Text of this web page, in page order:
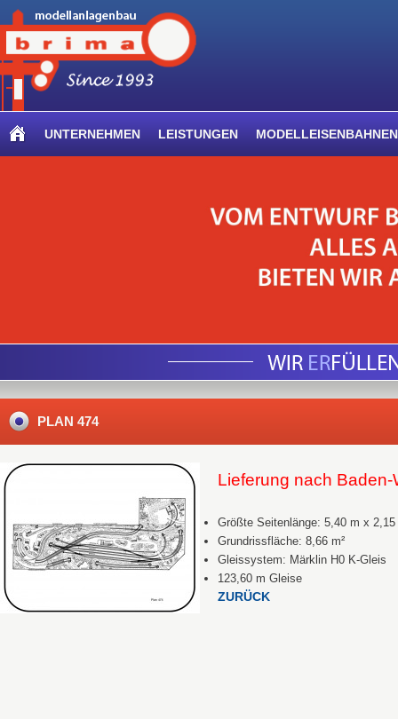
UNTERNEHMEN LEISTUNGEN MODELLEISENBAHNEN
PLAN 474
Lieferung nach
Größte Seitenlänge: 5,40 m x 2,15
Grundrissfläche: 8,66 m²
Gleissystem: Märklin H0 K-Gleis
123,60 m Gleise
ZURÜCK